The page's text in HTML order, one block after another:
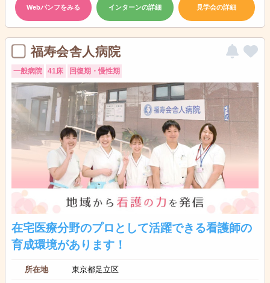
Webパンフをみる インターンの詳細 見学会の詳細
福寿会舎人病院
一般病院 41床 回復期・慢性期
在宅医療分野のプロとして活躍できる看護師の
育成環境があります！
所在地 東京都足立区